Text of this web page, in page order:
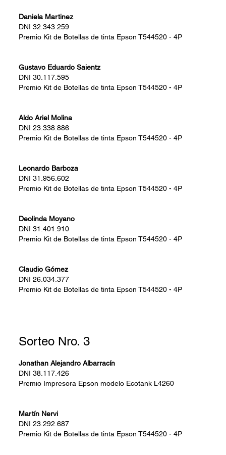
Daniela Martinez
DNI 32.343.259
Premio Kit de Botellas de tinta Epson T544520 - 4P
Gustavo Eduardo Saientz
DNI 30.117.595
Premio Kit de Botellas de tinta Epson T544520 - 4P
Aldo Ariel Molina
DNI 23.338.886
Premio Kit de Botellas de tinta Epson T544520 - 4P
Leonardo Barboza
DNI 31.956.602
Premio Kit de Botellas de tinta Epson T544520 - 4P
Deolinda Moyano
DNI 31.401.910
Premio Kit de Botellas de tinta Epson T544520 - 4P
Claudio Gómez
DNI 26.034.377
Premio Kit de Botellas de tinta Epson T544520 - 4P
Sorteo Nro. 3
Jonathan Alejandro Albarracín
DNI 38.117.426
Premio Impresora Epson modelo Ecotank L4260
Martín Nervi
DNI 23.292.687
Premio Kit de Botellas de tinta Epson T544520 - 4P